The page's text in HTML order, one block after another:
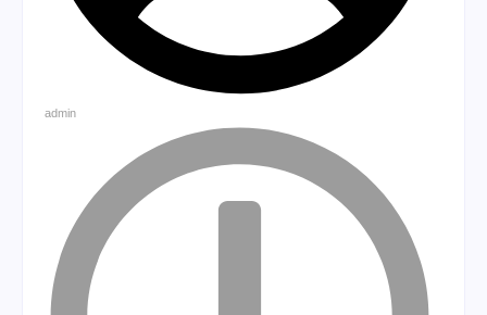
admin